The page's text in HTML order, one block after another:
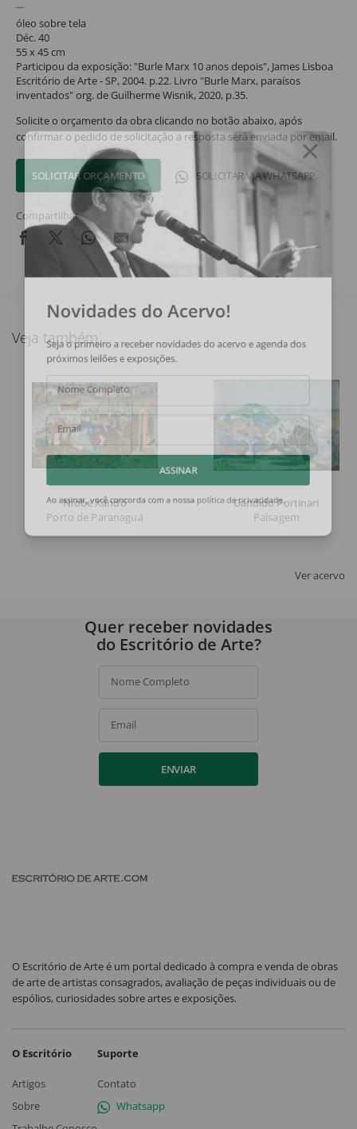
óleo sobre tela
Déc. 40
55 x 45 cm
Participou da exposição: "Burle Marx 10 anos depois", James Lisboa
Escritório de Arte - SP, 2004. p.22. Livro "Burle Marx, paraísos
inventados" org. de Guilherme Wisnik, 2020, p.35.
Solicite o orçamento da obra clicando no botão abaixo, após
confirmar o pedido de solicitação a resposta será enviada por email.
SOLICITAR ORÇAMENTO SOLICITAR VIA WHATSAPP
Compartilhar
Veja também
Niobe Xandó
Porto de Paranaguá
Candido Portinari
Paisagem
Ver acervo
Novidades do Acervo!
Seja o primeiro a receber novidades do acervo e agenda dos
próximos leilões e exposições.
Nome Completo
Email
ASSINAR
Ao assinar, você concorda com a nossa política de privacidade.
Quer receber novidades
do Escritório de Arte?
Nome Completo
Email
ENVIAR
O Escritório de Arte é um portal dedicado à compra e venda de obras
de arte de artistas consagrados, avaliação de peças individuais ou de
espólios, curiosidades sobre artes e exposições.
O Escritório
Artigos
Sobre
Suporte
Contato
Whatsapp